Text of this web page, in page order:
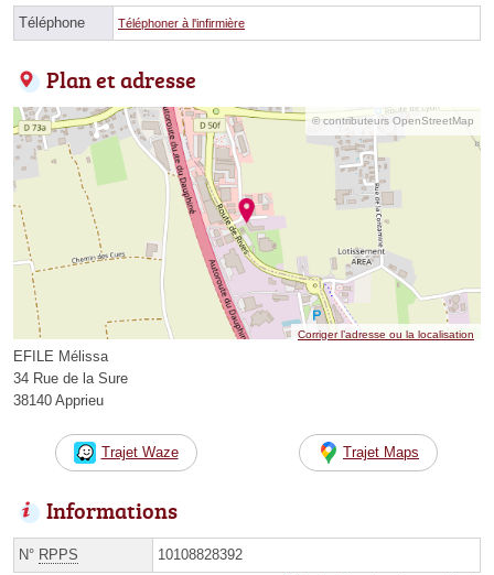
Téléphone Téléphoner à l'infirmière
Plan et adresse
© contributeurs OpenStreetMap
Corriger l’adresse ou la localisation
EFILE Mélissa
34 Rue de la Sure
38140 Apprieu
Trajet Waze Trajet Maps
Informations
N° RPPS 10108828392